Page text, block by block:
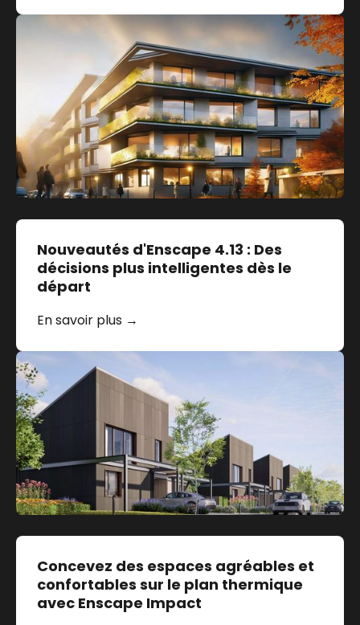
Nouveautés d'Enscape 4.13 : Des
décisions plus intelligentes dès le
départ
En savoir plus →
Concevez des espaces agréables et
confortables sur le plan thermique
avec Enscape Impact